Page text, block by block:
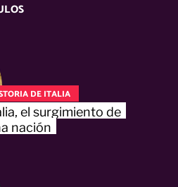
DE ITALIA
el surgimiento de
nación